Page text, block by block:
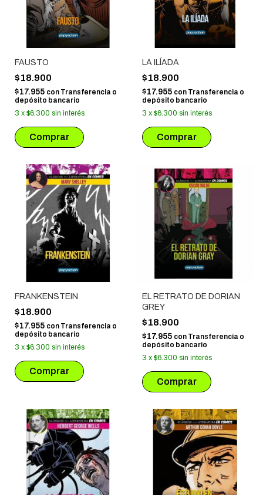
FAUSTO
$18.900
$17.955 con Transferencia o
depósito bancario
3 x $6.300 sin interés
LA ILÍADA
$18.900
$17.955 con Transferencia o
depósito bancario
3 x $6.300 sin interés
FRANKENSTEIN
$18.900
$17.955 con Transferencia o
depósito bancario
3 x $6.300 sin interés
EL RETRATO DE DORIAN
GREY
$18.900
$17.955 con Transferencia o
depósito bancario
3 x $6.300 sin interés